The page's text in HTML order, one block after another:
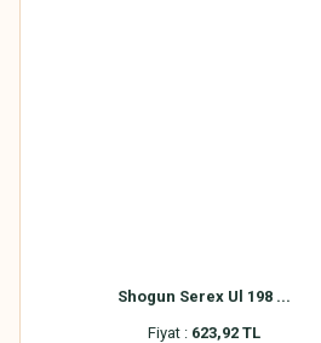
Shogun Serex Ul 198 ...
Fiyat : 623,92 TL